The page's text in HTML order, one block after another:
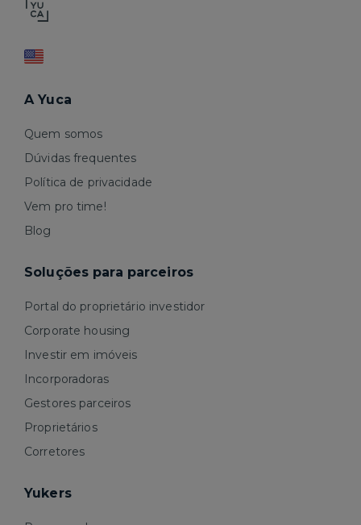
A Yuca
Quem somos
Dúvidas frequentes
Política de privacidade
Vem pro time!
Blog
Soluções para parceiros
Portal do proprietário investidor
Corporate housing
Investir em imóveis
Incorporadoras
Gestores parceiros
Proprietários
Corretores
Yukers